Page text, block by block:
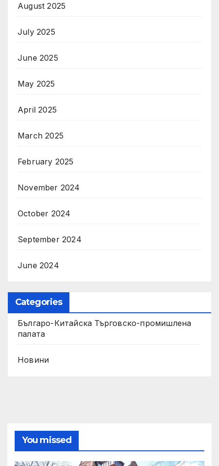
August 2025
July 2025
June 2025
May 2025
April 2025
March 2025
February 2025
November 2024
October 2024
September 2024
June 2024
Categories
Българо-Китайска Търговско-промишлена
палaта
Новини
You missed